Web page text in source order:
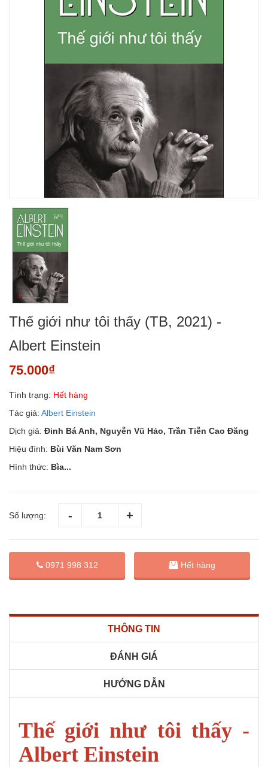
Thế giới như tôi thấy (TB, 2021) -
Albert Einstein
75.000₫
Tình trạng: Hết hàng
Tác giả: Albert Einstein
Dịch giả: Đinh Bá Anh, Nguyễn Vũ Hảo, Trần Tiễn Cao Đăng
Hiệu đính: Bùi Văn Nam Sơn
Hình thức: Bìa...
Số lượng:
0971 998 312 Hết hàng
THÔNG TIN
ĐÁNH GIÁ
HƯỚNG DẪN
Thế giới như tôi thấy -
Albert Einstein